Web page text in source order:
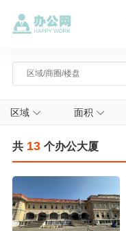
区域 面积
共 13 个办公大厦